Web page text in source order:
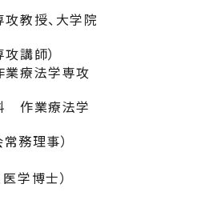
教授、大学院
講師）
業療法学専攻
作業療法学
務理事）
学博士）